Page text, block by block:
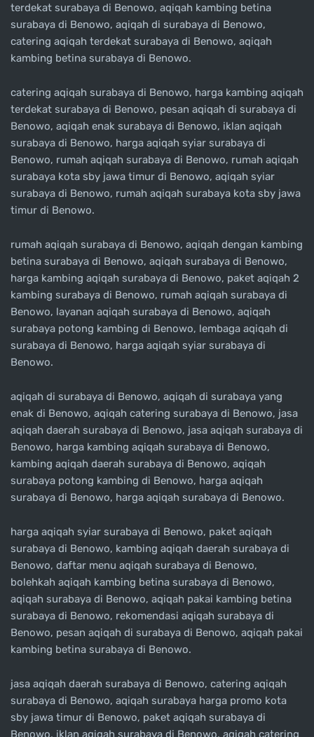
terdekat surabaya di Benowo, aqiqah kambing betina
surabaya di Benowo, aqiqah di surabaya di Benowo,
catering aqiqah terdekat surabaya di Benowo, aqiqah
kambing betina surabaya di Benowo.
catering aqiqah surabaya di Benowo, harga kambing aqiqah
terdekat surabaya di Benowo, pesan aqiqah di surabaya di
Benowo, aqiqah enak surabaya di Benowo, iklan aqiqah
surabaya di Benowo, harga aqiqah syiar surabaya di
Benowo, rumah aqiqah surabaya di Benowo, rumah aqiqah
surabaya kota sby jawa timur di Benowo, aqiqah syiar
surabaya di Benowo, rumah aqiqah surabaya kota sby jawa
timur di Benowo.
rumah aqiqah surabaya di Benowo, aqiqah dengan kambing
betina surabaya di Benowo, aqiqah surabaya di Benowo,
harga kambing aqiqah surabaya di Benowo, paket aqiqah 2
kambing surabaya di Benowo, rumah aqiqah surabaya di
Benowo, layanan aqiqah surabaya di Benowo, aqiqah
surabaya potong kambing di Benowo, lembaga aqiqah di
surabaya di Benowo, harga aqiqah syiar surabaya di
Benowo.
aqiqah di surabaya di Benowo, aqiqah di surabaya yang
enak di Benowo, aqiqah catering surabaya di Benowo, jasa
aqiqah daerah surabaya di Benowo, jasa aqiqah surabaya di
Benowo, harga kambing aqiqah surabaya di Benowo,
kambing aqiqah daerah surabaya di Benowo, aqiqah
surabaya potong kambing di Benowo, harga aqiqah
surabaya di Benowo, harga aqiqah surabaya di Benowo.
harga aqiqah syiar surabaya di Benowo, paket aqiqah
surabaya di Benowo, kambing aqiqah daerah surabaya di
Benowo, daftar menu aqiqah surabaya di Benowo,
bolehkah aqiqah kambing betina surabaya di Benowo,
aqiqah surabaya di Benowo, aqiqah pakai kambing betina
surabaya di Benowo, rekomendasi aqiqah surabaya di
Benowo, pesan aqiqah di surabaya di Benowo, aqiqah pakai
kambing betina surabaya di Benowo.
jasa aqiqah daerah surabaya di Benowo, catering aqiqah
surabaya di Benowo, aqiqah surabaya harga promo kota
sby jawa timur di Benowo, paket aqiqah surabaya di
Benowo, iklan aqiqah surabaya di Benowo, aqiqah catering